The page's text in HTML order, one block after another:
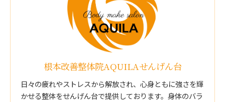
根本改善整体院AQUILAせんげん台
日々の疲れやストレスから解放され、心身ともに強さを輝
かせる整体をせんげん台で提供しております。身体のバラ